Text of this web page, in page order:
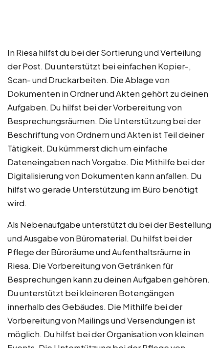
In Riesa hilfst du bei der Sortierung und Verteilung
der Post. Du unterstützt bei einfachen Kopier-,
Scan- und Druckarbeiten. Die Ablage von
Dokumenten in Ordner und Akten gehört zu deinen
Aufgaben. Du hilfst bei der Vorbereitung von
Besprechungsräumen. Die Unterstützung bei der
Beschriftung von Ordnern und Akten ist Teil deiner
Tätigkeit. Du kümmerst dich um einfache
Dateneingaben nach Vorgabe. Die Mithilfe bei der
Digitalisierung von Dokumenten kann anfallen. Du
hilfst wo gerade Unterstützung im Büro benötigt
wird.
Als Nebenaufgabe unterstützt du bei der Bestellung
und Ausgabe von Büromaterial. Du hilfst bei der
Pflege der Büroräume und Aufenthaltsräume in
Riesa. Die Vorbereitung von Getränken für
Besprechungen kann zu deinen Aufgaben gehören.
Du unterstützt bei kleineren Botengängen
innerhalb des Gebäudes. Die Mithilfe bei der
Vorbereitung von Mailings und Versendungen ist
möglich. Du hilfst bei der Organisation von kleinen